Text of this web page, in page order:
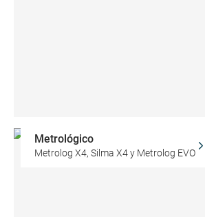
Metrológico
Metrolog X4, Silma X4 y Metrolog EVO